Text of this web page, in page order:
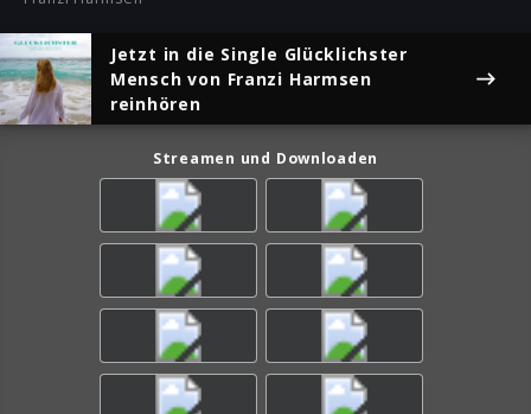
Jetzt in die Single Glücklichster
Mensch von Franzi Harmsen
reinhören
Streamen und Downloaden